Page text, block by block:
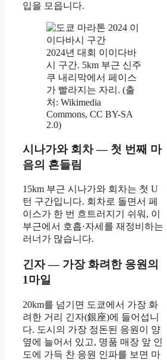
입을 모읍니다.
2024년 대회 이이다바
시 구간. 5km 부근 신주
쿠 내리막에서 페이스
가 빨라지는 자리. (출
처: Wikimedia
Commons, CC BY-SA
2.0)
시나가와 회차 — 첫 번째 마
음의 흔들림
15km 부근 시나가와 회차는 첫 U
턴 구간입니다. 회차로 돌면서 페
이스가 한 번 흐트러지기 쉬워, 이
부근에서 호흡·자세를 재정비하는
러너가 많습니다.
긴자 — 가장 화려한 응원의
1마일
20km를 넘기면 도쿄에서 가장 화
려한 거리 긴자(銀座)에 들어섭니
다. 도시의 가장 정돈된 응원이 양
옆에 늘어서 있고, 명품 매장 앞 인
도에 가득 찬 응원 인파를 보면 마